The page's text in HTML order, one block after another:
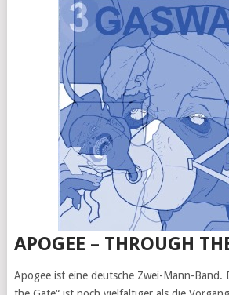
APOGEE – THROUGH
Apogee ist eine deutsche Zwei-Mann-Band.